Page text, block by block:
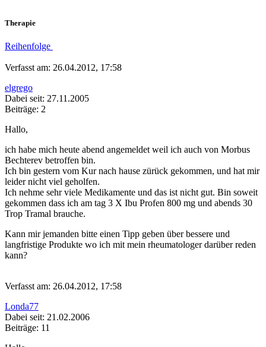
Therapie
Reihenfolge
Verfasst am: 26.04.2012, 17:58
elgrego
Dabei seit: 27.11.2005
Beiträge: 2
Hallo,
ich habe mich heute abend angemeldet weil ich auch von Morbus
Bechterev betroffen bin.
Ich bin gestern vom Kur nach hause zürück gekommen, und hat mir
leider nicht viel geholfen.
Ich nehme sehr viele Medikamente und das ist nicht gut. Bin soweit
gekommen dass ich am tag 3 X Ibu Profen 800 mg und abends 30
Trop Tramal brauche.
Kann mir jemanden bitte einen Tipp geben über bessere und
langfristige Produkte wo ich mit mein rheumatologer darüber reden
kann?
Verfasst am: 26.04.2012, 17:58
Londa77
Dabei seit: 21.02.2006
Beiträge: 11